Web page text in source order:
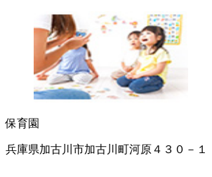
保育園
兵庫県加古川市加古川町河原４３０－１